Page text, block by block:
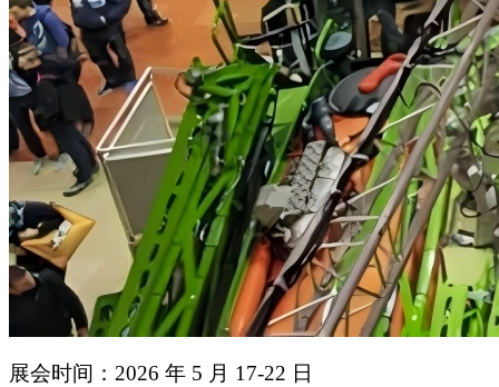
展会时间：2026 年 5 月 17-22 日